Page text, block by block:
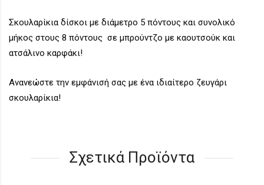
Σκουλαρίκια δίσκοι με διάμετρο 5 πόντους και συνολικό
μήκος στους 8 πόντους σε μπρούντζο με καουτσούκ και
ατσάλινο καρφάκι!
Ανανεώστε την εμφάνισή σας με ένα ιδιαίτερο ζευγάρι
σκουλαρίκια!
Σχετικά Προϊόντα